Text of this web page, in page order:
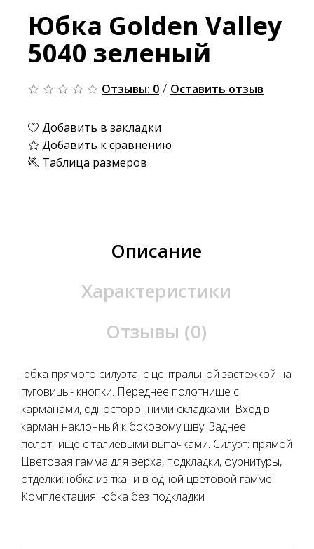
Юбка Golden Valley
5040 зеленый
Отзывы: 0 / Оставить отзыв
Добавить в закладки
Добавить к сравнению
Таблица размеров
Описание
Характеристики
Отзывы (0)
юбка прямого силуэта, с центральной застежкой на
пуговицы- кнопки. Переднее полотнище с
карманами, односторонними складками. Вход в
карман наклонный к боковому шву. Заднее
полотнище с талиевыми вытачками. Силуэт: прямой
Цветовая гамма для верха, подкладки, фурнитуры,
отделки: юбка из ткани в одной цветовой гамме.
Комплектация: юбка без подкладки